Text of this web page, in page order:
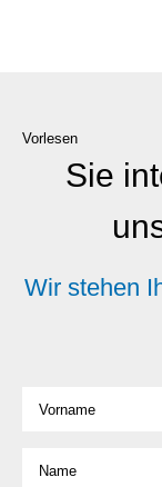
Vorlesen
Sie
Wir stehen